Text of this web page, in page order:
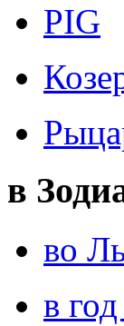
PIG
в
во
в